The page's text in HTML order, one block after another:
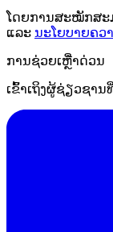
ໂດຍການສະໝັກສະ
ແລະ ນະໂຍບາຍຄວ
ການຊ່ວຍເຫຼືໍາດ່ວນ
ເຂົ້າເຖິງຜູ້ຊ່ຽວຊາ